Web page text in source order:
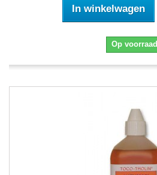
In winkelwagen
Op voorraad